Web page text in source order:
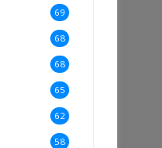
69
68
68
65
62
58